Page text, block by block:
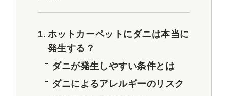
ホットカーペットにダニは本当に
発生する？
ダニが発生しやすい条件とは
ダニによるアレルギーのリスク